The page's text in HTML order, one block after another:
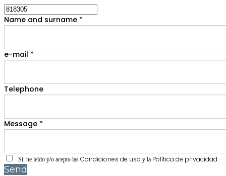
Name and surname *
e-mail *
Telephone
Message *
Sí, he leído y/o acepto las Condiciones de uso y la Política de privacidad
Send